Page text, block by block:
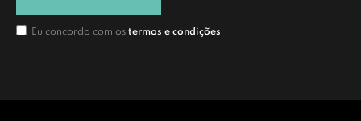
Eu concordo com os termos e condições